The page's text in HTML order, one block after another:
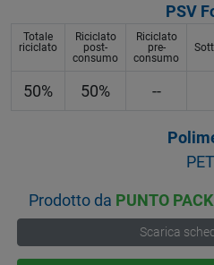
PSV
Totale
riciclato
Riciclato
post-
consumo
Riciclato
pre-
consumo
50% 50% --
PET
Prodotto da PUNTO
Scarica